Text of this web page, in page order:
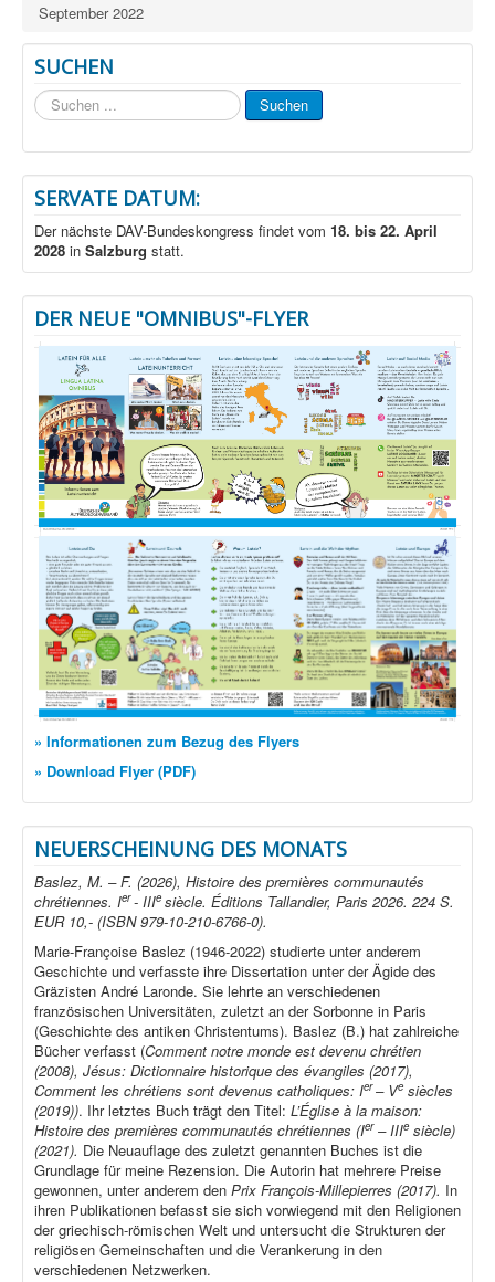
September 2022
SUCHEN
Suchen
...
Suchen
SERVATE DATUM:
Der nächste DAV-Bundeskongress findet vom 18. bis 22. April
2028 in Salzburg statt.
DER NEUE "OMNIBUS"-FLYER
» Informationen zum Bezug des Flyers
» Download Flyer (PDF)
NEUERSCHEINUNG DES MONATS
Baslez, M. – F. (2026), Histoire des premières communautés
chrétiennes. Ier- IIIe siècle. Éditions Tallandier, Paris 2026. 224 S.
EUR 10,- (ISBN 979-10-210-6766-0).
Marie-Françoise Baslez (1946-2022) studierte unter anderem
Geschichte und verfasste ihre Dissertation unter der Ägide des
Gräzisten André Laronde. Sie lehrte an verschiedenen
französischen Universitäten, zuletzt an der Sorbonne in Paris
(Geschichte des antiken Christentums). Baslez (B.) hat zahlreiche
Bücher verfasst (Comment notre monde est devenu chrétien
(2008), Jésus: Dictionnaire historique des évangiles (2017),
Comment les chrétiens sont devenus catholiques: Ier– Ve siècles
(2019)). Ihr letztes Buch trägt den Titel: L’Église à la maison:
Histoire des premières communautés chrétiennes (Ier– IIIe siècle)
(2021). Die Neuauflage des zuletzt genannten Buches ist die
Grundlage für meine Rezension. Die Autorin hat mehrere Preise
gewonnen, unter anderem den Prix François-Millepierres (2017). In
ihren Publikationen befasst sie sich vorwiegend mit den Religionen
der griechisch-römischen Welt und untersucht die Strukturen der
religiösen Gemeinschaften und die Verankerung in den
verschiedenen Netzwerken.